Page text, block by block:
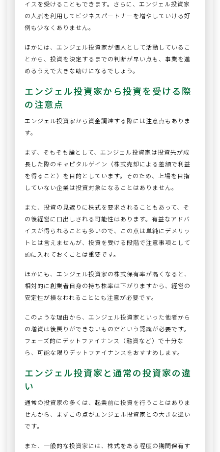
イスを受けることもできます。さらに、エンジェル投資家
の人脈を利用してビジネスパートナーを増やしていける好
例も少なくありません。
ほかには、エンジェル投資家が個人として活動しているこ
とから、投資を決定するまでの判断が早い点も、事業を進
めるうえで大きな助けになるでしょう。
エンジェル投資家から投資を受ける際
の注意点
エンジェル投資家から資金調達する際には注意点もありま
す。
まず、そもそも論として、エンジェル投資家は投資先が成
長した際のキャピタルゲイン（株式売却による差額で利益
を得ること）を目的としています。そのため、上場を目指
していない企業は投資対象になることはありません。
また、投資の見返りに株式を要求されることもあって、そ
の後経営に口出しされる可能性はあります。有益なアドバ
イスが得られることも多いので、この点は単純にデメリッ
トとは言えませんが、投資を受ける段階で注意事項として
頭に入れておくことは重要です。
ほかにも、エンジェル投資家の株式保有率が高くなると、
相対的に創業者自身の持ち株率は下がりますから、経営の
安定性が損なわれることにも注意が必要です。
このような理由から、エンジェル投資家といった他者から
の増資は後戻りができないものだという認識が必要です。
フェーズ的にデットファイナンス（融資など）で十分な
ら、可能な限りデットファイナンスをおすすめします。
エンジェル投資家と通常の投資家の違
い
通常の投資家の多くは、起業前に投資を行うことはありま
せんから、まずこの点がエンジェル投資家との大きな違い
です。
また、一般的な投資家には、株式をある程度の期間保有す